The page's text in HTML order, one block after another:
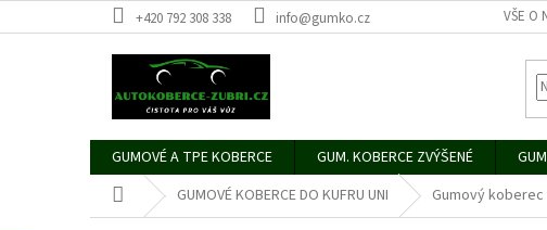
na
+420 792 308 338 info@gumko.cz VŠE O
GUMOVÉ A TPE KOBERCE GUM. KOBERCE ZVÝŠENÉ
Domů GUMOVÉ KOBERCE DO KUFRU UNI Gumový koberec